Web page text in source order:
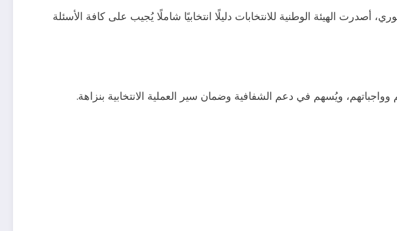
الهيئة الوطنية للانتخابات دليلًا انتخابيًا شاملًا يُجيب على كافة الأسئلة
ويُسهم في دعم الشفافية وضمان سير العملية الانتخابية بنزاهة.